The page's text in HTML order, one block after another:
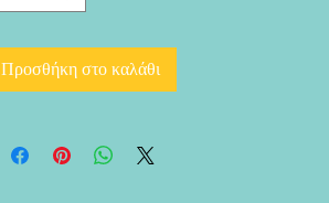
Προσθήκη στο καλάθι